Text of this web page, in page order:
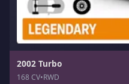
2002 Turbo
168 CV•RWD